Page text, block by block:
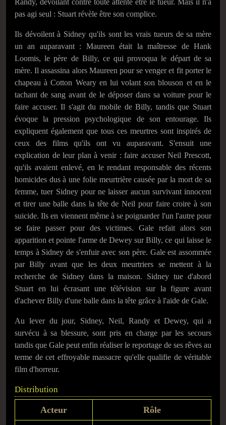
Randy, dévoilant contre toute attente être le tueur. Mais il n'a
pas agi seul : Stuart révèle être son complice.
Ils dévoilent à Sidney qu'ils sont les vrais tueurs de sa mère
un an auparavant : Maureen était la maîtresse de Hank
Loomis, le père de Billy, ce qui provoqua le départ de sa
mère. Il assassina alors Maureen pour se venger et fit porter le
chapeau à Cotton Weary en lui volant son blouson et en le
tachant de sang avant de le déposer dans sa voiture pour le
faire accuser. Il s'agit du mobile de Billy, tandis que Stuart
évoque la pression psychologique de son entourage. Ils
expliquent également que tous ces meurtres sont inspirés de
ceux des films qu'ils ont vu auparavant. S'ensuit une
explication de leur plan à venir : faire accuser Neil Prescott,
qu'ils avaient enlevé, en le rendant responsable des récents
homicides dus à une folie meurtrière causée par la mort de sa
femme, tuer Sidney pour ne laisser aucun survivant innocent
et tirer une balle dans la tête de Neil pour faire croire à son
suicide. Ils en viennent même à se poignarder l'un l'autre pour
se faire passer pour des victimes. Gale refait alors son
apparition et pointe l'arme de Dewey sur Billy, ce qui laisse le
temps à Sidney de s'enfuir avec son père. Gale est assommée
par Billy avant que les deux meurtriers se mettent à la
recherche de Sidney dans la maison. Sidney tue d'abord
Stuart en lui écrasant une télévision sur la figure avant
d'achever Billy d'une balle dans la tête grâce à l'aide de Gale.
Au lever du jour, Sidney, Neil, Randy et Dewey, qui a
survécu à sa blessure, sont pris en charge par les secours
tandis que Gale peut enfin réaliser le reportage de ses rêves au
terme de cet effroyable massacre qu'elle qualifie de véritable
film d'horreur.
Distribution
Acteur Rôle